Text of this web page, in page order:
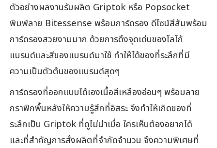
ตัวอย่างผลงานรับผลิต Griptok หรือ Popsocket
พิมพ์ลาย Bitessense พร้อมการ์ดรอง ดีไซน์สีส้มพร้อม
การ์ดรองสวยงามมาก ด้วยการดึงจุดเด่นของโลโก้
แบรนด์และสีของแบรนด์มาใช้ ทำให้ได้ของที่ระลึกที่มี
ความเป็นตัวต้นของแบรนด์สุดๆ
การ์ดรองที่ออกแบบได้เองเนื้อสีเหลืองอ่อนๆ พร้อมลาย
กราฟิกพื้นหลังให้ความรู้สึกที่อิสระ จึงทำให้เกิดของที่
ระลึกเป็น Griptok ที่ดูไม่น่าเบื่อ ใครเห็นต้องอยากได้
และที่สำคัญการสั่งผลิตที่จำกัดจำนวน จึงความพิเศษที่